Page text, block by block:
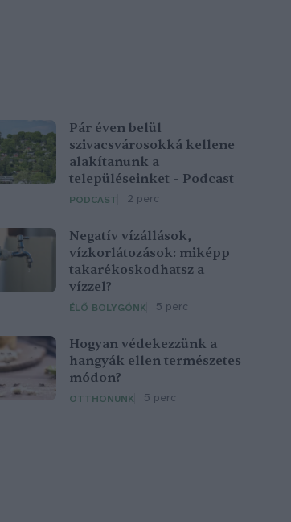
Pár éven belül
szivacsvárosokká kellene
alakítanunk a
településeinket – Podcast
PODCAST 2 perc
Negatív vízállások,
vízkorlátozások: miképp
takarékoskodhatsz a
vízzel?
ÉLŐ BOLYGÓNK 5 perc
Hogyan védekezzünk a
hangyák ellen természetes
módon?
OTTHONUNK 5 perc